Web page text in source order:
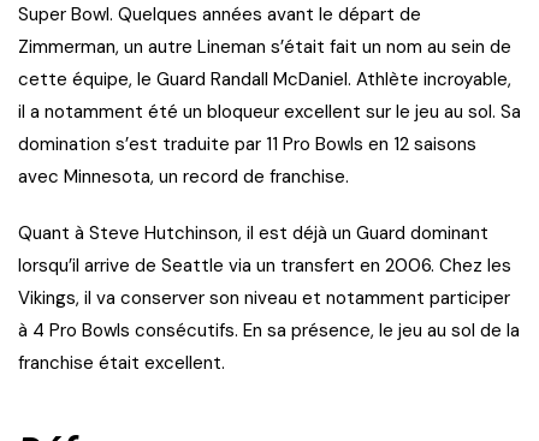
Super Bowl. Quelques années avant le départ de
Zimmerman, un autre Lineman s’était fait un nom au sein de
cette équipe, le Guard Randall McDaniel. Athlète incroyable,
il a notamment été un bloqueur excellent sur le jeu au sol. Sa
domination s’est traduite par 11 Pro Bowls en 12 saisons
avec Minnesota, un record de franchise.
Quant à Steve Hutchinson, il est déjà un Guard dominant
lorsqu’il arrive de Seattle via un transfert en 2006. Chez les
Vikings, il va conserver son niveau et notamment participer
à 4 Pro Bowls consécutifs. En sa présence, le jeu au sol de la
franchise était excellent.